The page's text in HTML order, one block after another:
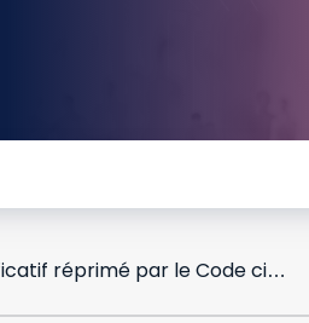
Entre professionnels, l’application du déséquilibre significatif réprimé par le Code civil est résiduelle